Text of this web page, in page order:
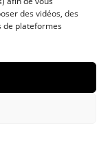
des vidéos, des
de plateformes